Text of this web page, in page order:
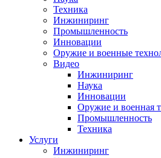
Техника
Инжиниринг
Промышленность
Инновации
Оружие и военные
Видео
Инжиниринг
Наука
Инновации
Оружие и военная
Промышленность
Техника
Услуги
Инжиниринг